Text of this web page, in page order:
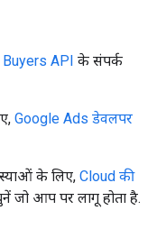
API के संपर्क
Google Ads डेवलपर
के लिए, Cloud की
जो आप पर लागू होता है.